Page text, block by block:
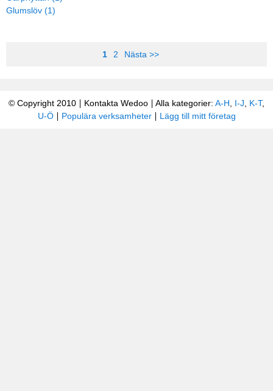
Glumslöv (1)
1 2 Nästa >>
© Copyright 2010 Kontakta Wedoo Alla kategorier: A-H I-J K-T,
U-Ö
Populära verksamheter Lägg till mitt företag